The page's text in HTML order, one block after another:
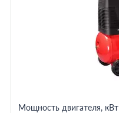
Мощность двигателя, кВт